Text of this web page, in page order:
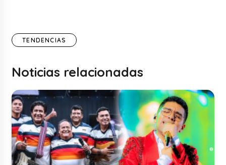
TENDENCIAS
Noticias relacionadas